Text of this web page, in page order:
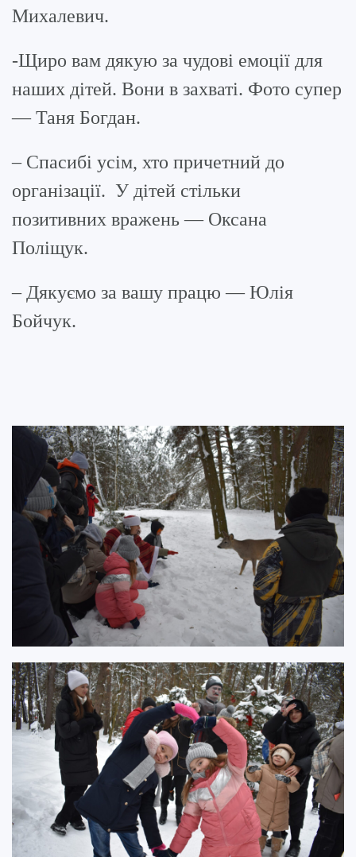
Михалевич.
-Щиро вам дякую за чудові емоції для
наших дітей. Вони в захваті. Фото супер
— Таня Богдан.
– Спасибі усім, хто причетний до
організації. У дітей стільки
позитивних вражень — Оксана
Поліщук.
– Дякуємо за вашу працю — Юлія
Бойчук.